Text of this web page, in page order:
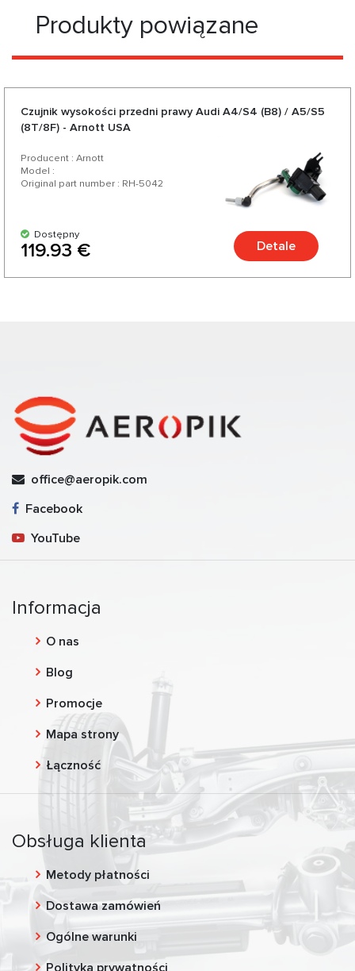
Produkty powiązane
Czujnik wysokości przedni prawy Audi A4/S4 (B8) / A5/S5
(8T/8F) - Arnott USA
Producent : Arnott
Model :
Original part number : RH-5042
Dostępny
119.93 € Detale
office@aeropik.com
Facebook
YouTube
Informacja
O nas
Blog
Promocje
Mapa strony
Łączność
Obsługa klienta
Metody płatności
Dostawa zamówień
Ogólne warunki